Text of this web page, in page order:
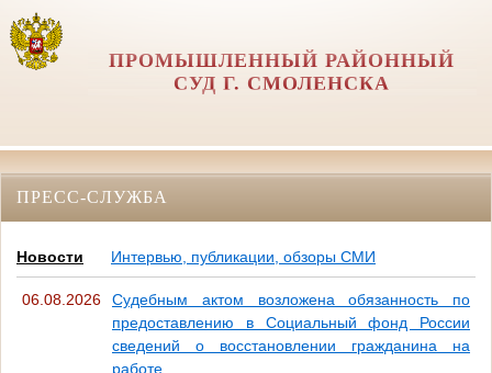
ПРОМЫШЛЕННЫЙ РАЙОННЫЙ
СУД Г. СМОЛЕНСКА
ПРЕСС-СЛУЖБА
Новости Интервью, публикации, обзоры СМИ
06.08.2026
Судебным актом возложена обязанность по
предоставлению в Социальный фонд России
сведений о восстановлении гражданина на
работе